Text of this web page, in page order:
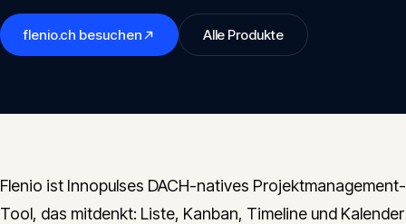
Glossar 06
flenio.ch besuchen Alle Produkte
Flenio ist Innopulses DACH-natives Projektmanagement-
Tool, das mitdenkt: Liste, Kanban, Timeline und Kalender